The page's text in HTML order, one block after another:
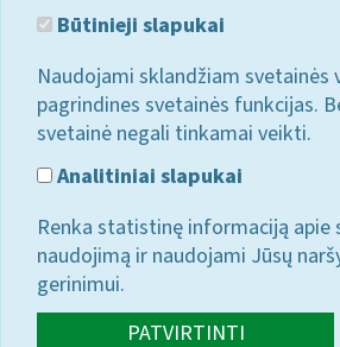
Būtinieji slapukai
Naudojami sklandžiam svetainės
pagrindines svetainės funkcijas.
svetainė negali tinkamai veikti.
Analitiniai slapukai
Renka statistinę informaciją apie
naudojimą ir naudojami Jūsų
gerinimui.
PATVIRTINTI